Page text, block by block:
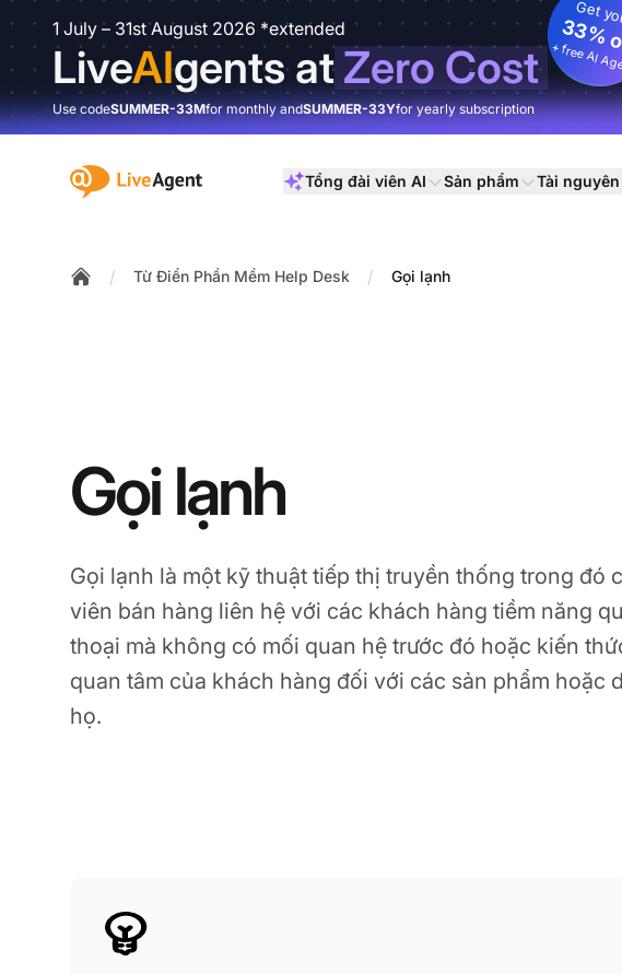
1 July – 31st August 2026 *extended
LiveAIgents atZero Cost
Get
33%
+ free AI
Use codeSUMMER-33Mfor monthly andSUMMER-33Yfor yearly subscription
:site.title Tổng đài viên AI Sản phẩm Tài nguyên
/ Từ Điển Phần Mềm Help Desk / Gọi lạnh
Gọi lạnh
Gọi lạnh là một kỹ thuật tiếp thị truyền thống trong đó
viên bán hàng liên hệ với các khách hàng tiềm năng
thoại mà không có mối quan hệ trước đó hoặc kiến
quan tâm của khách hàng đối với các sản phẩm hoặc
họ.